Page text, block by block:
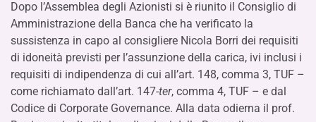
Dopo l’Assemblea degli Azionisti si è riunito il Consiglio di
Amministrazione della Banca che ha verificato la
sussistenza in capo al consigliere Nicola Borri dei requisiti
di idoneità previsti per l’assunzione della carica, ivi inclusi i
requisiti di indipendenza di cui all’art. 148, comma 3, TUF –
come richiamato dall’art. 147-ter, comma 4, TUF – e dal
Codice di Corporate Governance. Alla data odierna il prof.